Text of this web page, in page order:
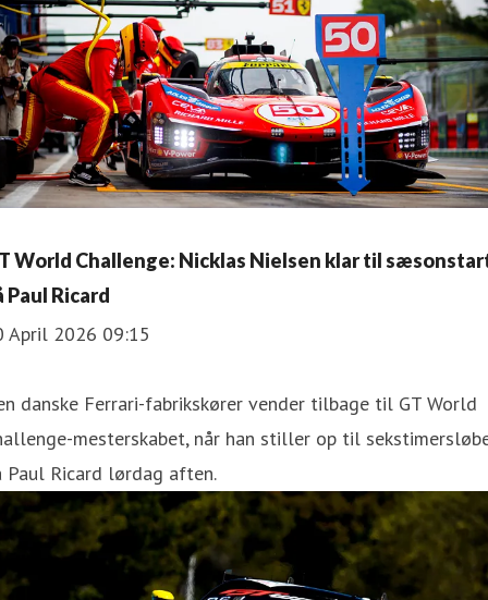
World Challenge: Nicklas Nielsen klar til
Paul Ricard
April 2026 09:15
danske Ferrari-fabrikskører vender tilbage til GT World
mesterskabet, når han stiller op til
Paul Ricard lørdag aften.